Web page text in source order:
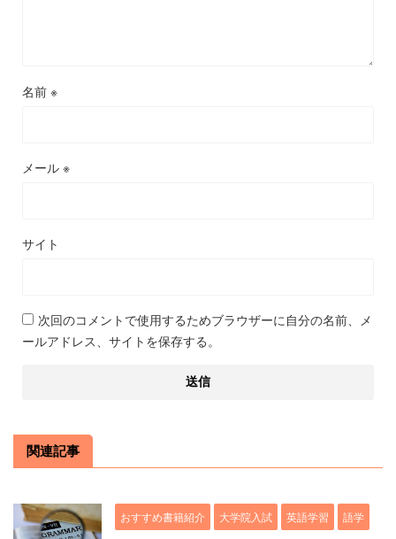
名前 ※
メール ※
サイト
次回のコメントで使用するためブラウザーに自分の名前、メ
ールアドレス、サイトを保存する。
関連記事
おすすめ書籍紹介 大学院入試 英語学習 語学